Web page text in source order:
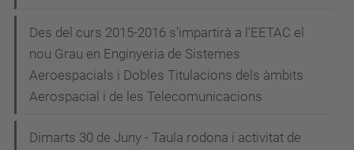
Des del curs 2015-2016 s'impartirà a l'EETAC el
nou Grau en Enginyeria de Sistemes
Aeroespacials i Dobles Titulacions dels àmbits
Aerospacial i de les Telecomunicacions
Dimarts 30 de Juny - Taula rodona i activitat de